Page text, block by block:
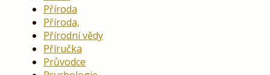
Příroda
Příroda,
Přírodní vědy
Příručka
Průvodce